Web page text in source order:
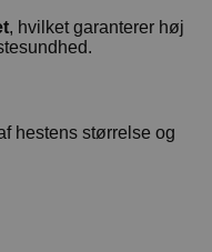
, hvilket garanterer høj
hestens størrelse og